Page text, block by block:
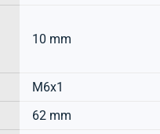
10 mm
M6x1
62 mm